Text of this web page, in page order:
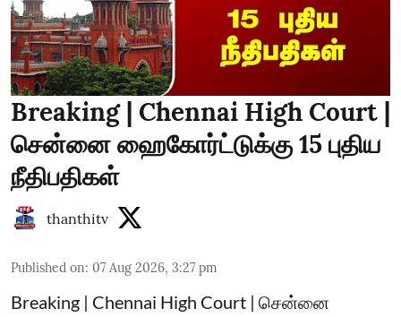
Breaking | Chennai High Court |
சென்னை ஹைகோர்ட்டுக்கு 15 புதிய
நீதிபதிகள்
thanthitv
Published on: 07 Aug 2026, 3:27 pm
Breaking | Chennai High Court | சென்னை